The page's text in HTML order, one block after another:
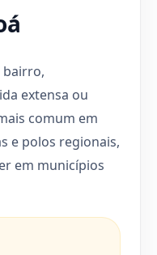
bairro,
extensa ou
comum em
e polos regionais,
em municípios